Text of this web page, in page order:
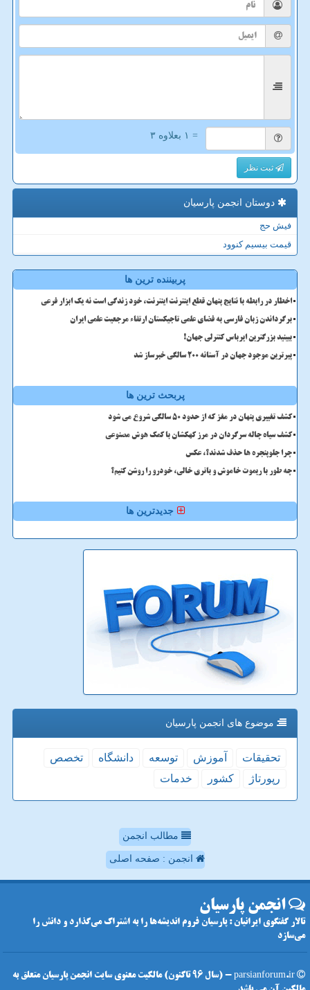
= ۱ بعلاوه ۳
ثبت نظر
دوستان انجمن پارسیان
فیش حج
قیمت بیسیم کنوود
پربیننده ترین ها
اخطار در رابطه با نتایج پنهان قطع اینترنت اینترنت، خود زندگی است نه یک ابزار فرعی
برگرداندن زبان فارسی به فضای علمی تاجیکستان ارتقاء مرجعیت علمی ایران
ببینید بزرگترین ایرباس کنترلی جهان!
پیرترین موجود جهان در آستانه ۲۰۰ سالگی خبرساز شد
پربحث ترین ها
کشف تغییری پنهان در مغز که از حدود 50 سالگی شروع می شود
کشف سیاه چاله سرگردان در مرز کهکشان با کمک هوش مصنوعی
چرا جلوپنجره ها حذف شدند؟، عکس
چه طور با ریموت خاموش و باتری خالی، خودرو را روشن کنیم؟
جدیدترین ها
موضوع های انجمن پارسیان
تحقیقات آموزش توسعه دانشگاه
تخصص
رپورتاژ
كشور خدمات
مطالب انجمن
انجمن : صفحه اصلی
انجمن پارسیان
تالار گفتگوی ایرانیان : پارسیان فروم اندیشه‌ها را به اشتراک می‌گذارد و دانش را
می‌سازد
parsianforum.ir - (سال 96 تاکنون) مالکیت معنوی سایت انجمن پارسیان متعلق به